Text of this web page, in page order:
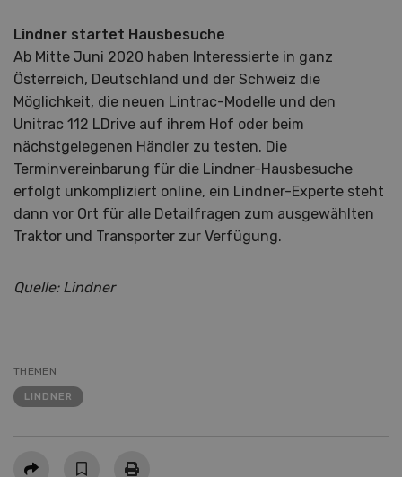
Lindner startet Hausbesuche
Ab Mitte Juni 2020 haben Interessierte in ganz
Österreich, Deutschland und der Schweiz die
Möglichkeit, die neuen Lintrac-Modelle und den
Unitrac 112 LDrive auf ihrem Hof oder beim
nächstgelegenen Händler zu testen. Die
Terminvereinbarung für die Lindner-Hausbesuche
erfolgt unkompliziert online, ein Lindner-Experte steht
dann vor Ort für alle Detailfragen zum ausgewählten
Traktor und Transporter zur Verfügung.
Quelle: Lindner
THEMEN
LINDNER
Teilen